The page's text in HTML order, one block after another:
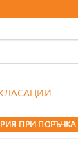
ПРИ ПОРЪЧКА